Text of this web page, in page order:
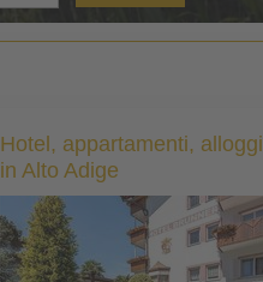
Hotel, appartamenti, alloggi
in Alto Adige